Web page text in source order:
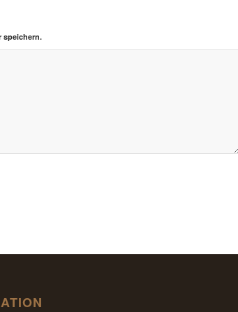
speichern.